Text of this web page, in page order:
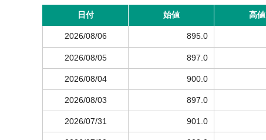
日付 始値 高値
2026/08/06 895.0
2026/08/05 897.0
2026/08/04 900.0
2026/08/03 897.0
2026/07/31 901.0